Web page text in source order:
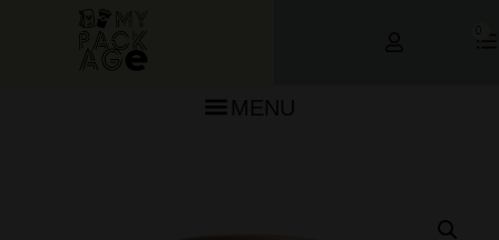
MENU